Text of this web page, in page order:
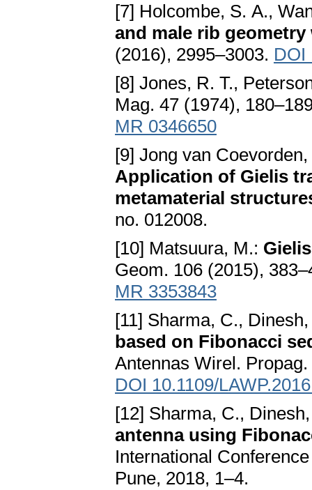
[7] Holcombe, S. A.,
and male rib
(2016), 2995–3003. DOI
[8] Jones, R. T.,
Mag. 47 (1974),
MR 0346650
[9] Jong van
Application of Gielis
metamaterial
no. 012008.
[10] Matsuura, M.:
Geom. 106 (2015),
MR 3353843
[11] Sharma, C.,
based on Fibonacci
Antennas Wirel.
DOI 10.1109/
[12] Sharma, C.,
antenna using
International
Pune, 2018, 1–4.